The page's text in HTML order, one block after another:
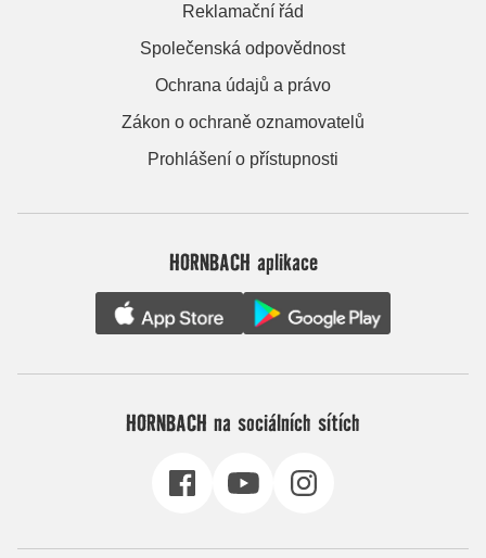
Reklamační řád
Společenská odpovědnost
Ochrana údajů a právo
Zákon o ochraně oznamovatelů
Prohlášení o přístupnosti
HORNBACH aplikace
HORNBACH na sociálních sítích